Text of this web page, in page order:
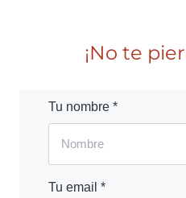
¡No te
Tu nombre *
Tu email *